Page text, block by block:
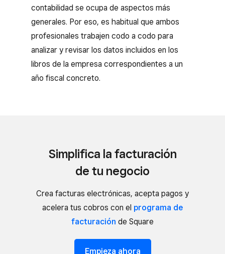
contabilidad se ocupa de aspectos más
generales. Por eso, es habitual que ambos
profesionales trabajen codo a codo para
analizar y revisar los datos incluidos en los
libros de la empresa correspondientes a un
año fiscal concreto.
Simplifica la facturación
de tu negocio
Crea facturas electrónicas, acepta pagos y
acelera tus cobros con el programa de
facturación de Square
Empieza ahora